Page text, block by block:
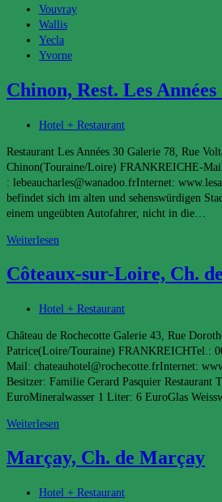
Vouvray
Wallis
Yecla
Yvorne
Chinon, Rest. Les Années
Beitrags-
Hotel + Restaurant
Restaurant Les Années 30 Galerie 78, Rue
Chinon(Touraine/Loire) FRANKREICHE-
: lebeaucharles@wanadoo.frInternet:
befindet sich im alten und sehenswürdigen
einem ungeübten Autofahrer, nicht in die…
Weiterlesen
Les
Années
Côteaux-sur-Loire, Ch.
Beitrags-
Hotel + Restaurant
Château de Rochecotte Galerie 43, Rue
Patrice(Loire/Touraine) FRANKREICHTel.:
Mail: chateauhotel@rochecotte.frInternet:
Besitzer: Familie Gerard Pasquier Restaurant
EuroMineralwasser 1 Liter: 6 EuroGlas
Weiterlesen
Loire,
Ch.
Marçay, Ch. de Marçay
Beitrags-
Hotel + Restaurant